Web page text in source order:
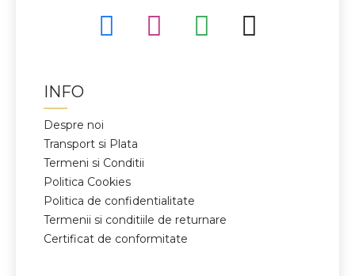
INFO
Despre noi
Transport si Plata
Termeni si Conditii
Politica Cookies
Politica de confidentialitate
Termenii si conditiile de returnare
Certificat de conformitate